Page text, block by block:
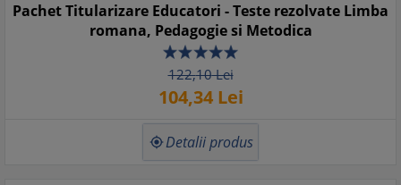
Pachet Titularizare Educatori - Teste rezolvate Limba
romana, Pedagogie si Metodica
122,10Lei
104,34Lei
 Detalii produs